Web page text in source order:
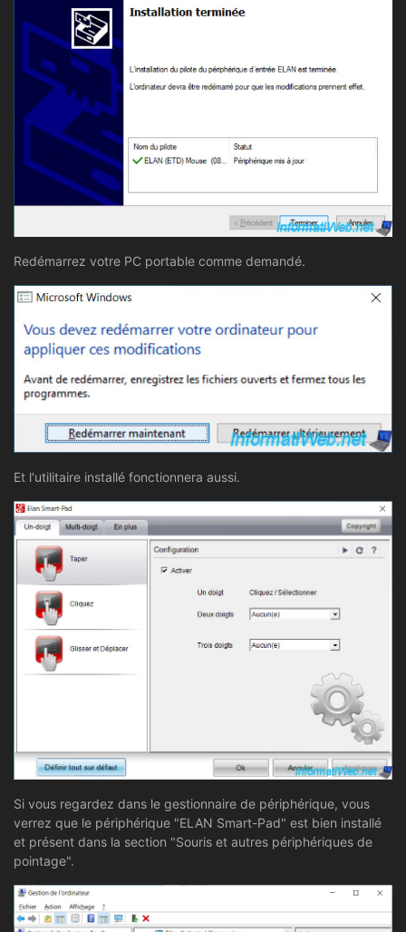
Redémarrez votre PC portable comme demandé.
Et l'utilitaire installé fonctionnera aussi.
Si vous regardez dans le gestionnaire de périphérique, vous
verrez que le périphérique "ELAN Smart-Pad" est bien installé
et présent dans la section "Souris et autres périphériques de
pointage".